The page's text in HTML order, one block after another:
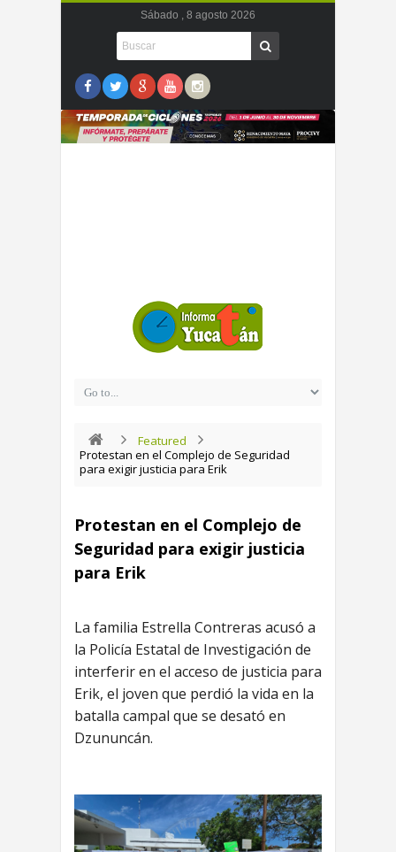
Sábado , 8 agosto 2026
Featured
Protestan en el Complejo de Seguridad
para exigir justicia para Erik
Protestan en el Complejo de
Seguridad para exigir justicia
para Erik
La familia Estrella Contreras acusó a
la Policía Estatal de Investigación de
interferir en el acceso de justicia para
Erik, el joven que perdió la vida en la
batalla campal que se desató en
Dzununcán.